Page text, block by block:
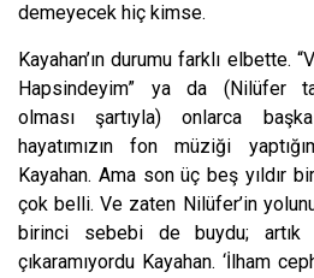
demeyecek hiç kimse.
Kayahan’ın durumu farklı elbette.
Hapsindeyim” ya da (Nilüfer
olması şartıyla) onlarca
hayatımızın fon müziği
Kayahan. Ama son üç beş yıldır
çok belli. Ve zaten Nilüfer’in
birinci sebebi de buydu;
çıkaramıyordu Kayahan. ‘İlham